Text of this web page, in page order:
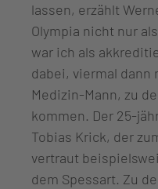
lassen, erzählt
Olympia nicht nur
war ich als
dabei, viermal dann
Medizin-Mann, zu
kommen. Der 25-
Tobias Krick, der
vertraut
dem Spessart. Zu